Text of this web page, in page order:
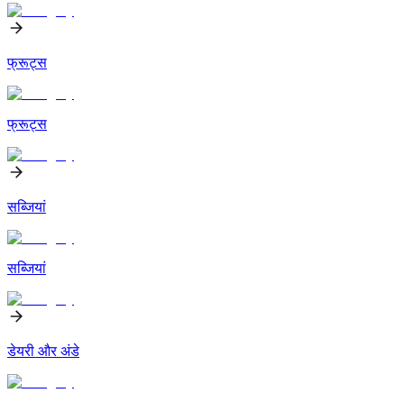
फ्रूट्स
फ्रूट्स
सब्जियां
सब्जियां
डेयरी और अंडे